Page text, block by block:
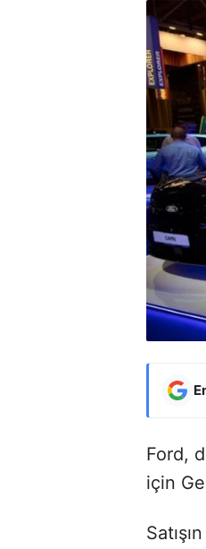
Ford,
için